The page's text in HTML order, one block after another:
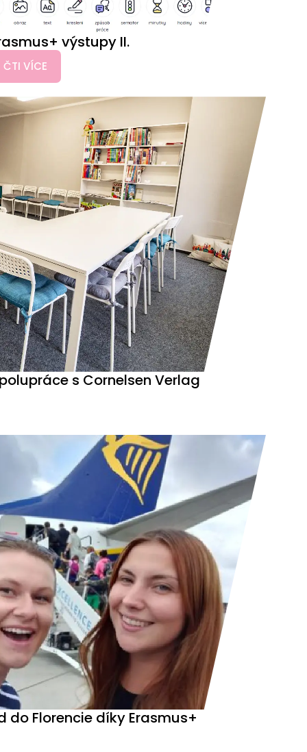
výstupy II.
ČTI VÍCE
s Cornelsen Verlag
do Florencie díky Erasmus+